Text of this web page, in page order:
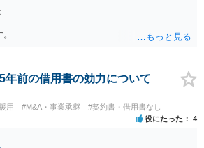
年前の借用書の効力について
用 #M&A・事業承継 #契約書・借用書なし
役にたった 4